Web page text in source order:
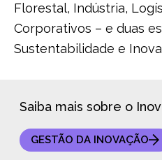
Florestal, Indústria,
Corporativos – e duas
Sustentabilidade e
Saiba mais sobre o
GESTÃO DA INOVAÇÃO